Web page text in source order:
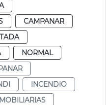
CAMPANAR
NORMAL
INCENDIO